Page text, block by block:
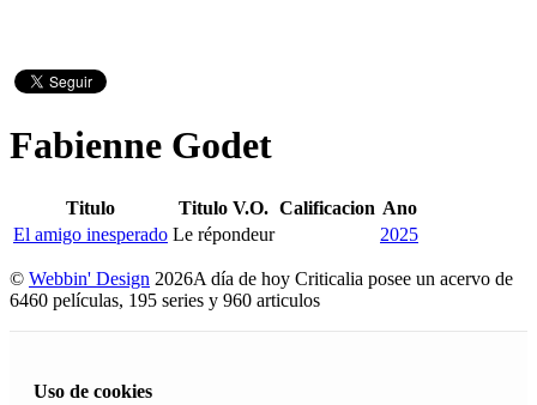
Fabienne Godet
Titulo Titulo V.O. Calificacion Ano
El amigo inesperado Le répondeur 2025
© Webbin' Design 2026A día de hoy Criticalia posee un acervo de
6460 películas, 195 series y 960 articulos
Uso de cookies